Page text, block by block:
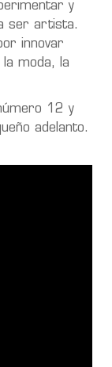
y
ser artista.
innovar
moda, la
12 y
adelanto.